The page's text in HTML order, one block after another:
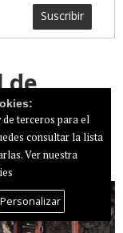
Suscribir
de
este
terceros para el
consultar la lista
Ver nuestra
Personalizar